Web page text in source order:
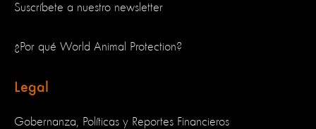
Suscríbete a nuestro newsletter
¿Por qué World Animal Protection?
Legal
Gobernanza, Políticas y Reportes Financieros